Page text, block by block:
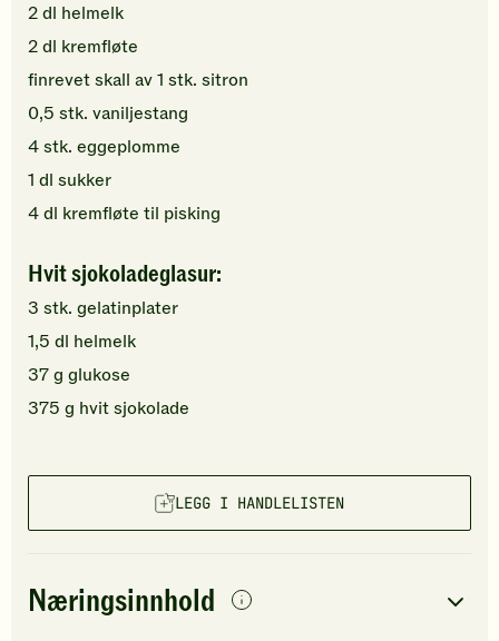
2dl helmelk
2dl kremfløte
finrevet skall av1 stk. sitron
0,5 stk. vaniljestang
4stk. eggeplomme
1 dl sukker
4dl kremfløte til pisking
Hvit sjokoladeglasur:
3 stk. gelatinplater
1,5 dl helmelk
37g glukose
375 g hvit sjokolade
LEGG I HANDLELISTEN
Næringsinnhold